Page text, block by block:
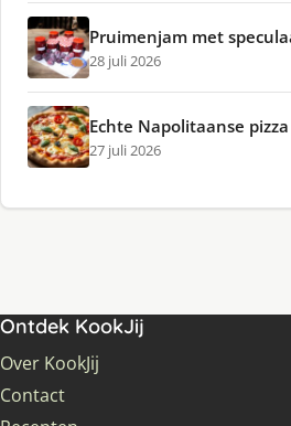
Pruimenjam met
28 juli 2026
Echte Napolitaanse pizza
27 juli 2026
Ontdek KookJij
Over KookJij
Contact